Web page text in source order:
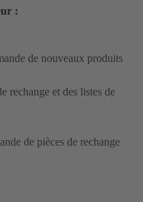
:
de nouveaux produits
rechange et des listes de
de pièces de rechange